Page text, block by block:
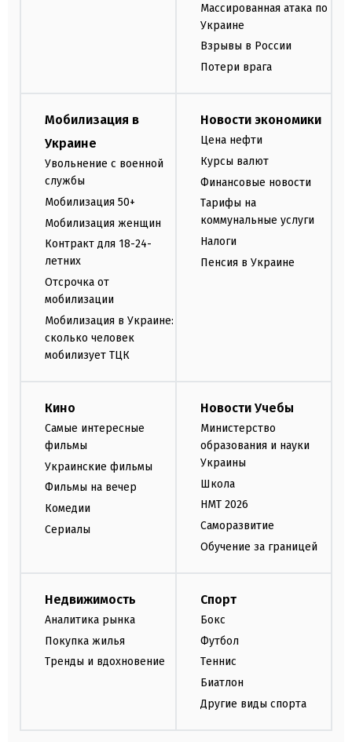
Массированная атака по
Украине
Взрывы в России
Потери врага
Мобилизация в
Украине
Увольнение с военной
службы
Мобилизация 50+
Мобилизация женщин
Контракт для 18-24-
летних
Отсрочка от
мобилизации
Мобилизация в Украине:
сколько человек
мобилизует ТЦК
Новости экономики
Цена нефти
Курсы валют
Финансовые новости
Тарифы на
коммунальные услуги
Налоги
Пенсия в Украине
Кино
Самые интересные
фильмы
Украинские фильмы
Фильмы на вечер
Комедии
Сериалы
Новости Учебы
Министерство
образования и науки
Украины
Школа
НМТ 2026
Саморазвитие
Обучение за границей
Недвижимость
Аналитика рынка
Покупка жилья
Тренды и вдохновение
Спорт
Бокс
Футбол
Теннис
Биатлон
Другие виды спорта